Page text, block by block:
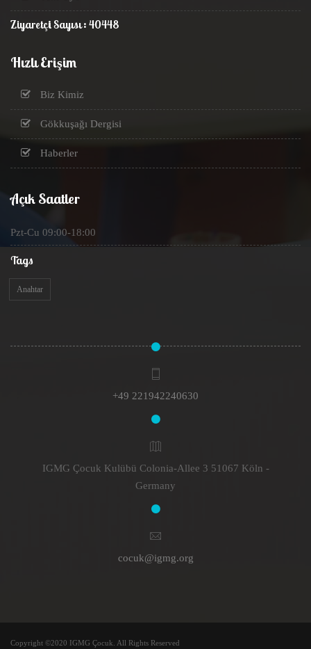
Ziyaretçi Sayısı : 40448
Hızlı Erişim
Biz Kimiz
Gökkuşağı Dergisi
Haberler
Açık Saatler
Pzt-Cu 09:00-18:00
Tags
Anahtar
+49 221942240630
IGMG Çocuk Kulübü Colonia-Allee 3 51067 Köln -
Germany
cocuk@igmg.org
Copyright ©2020 IGMG Çocuk. All Rights Reserved